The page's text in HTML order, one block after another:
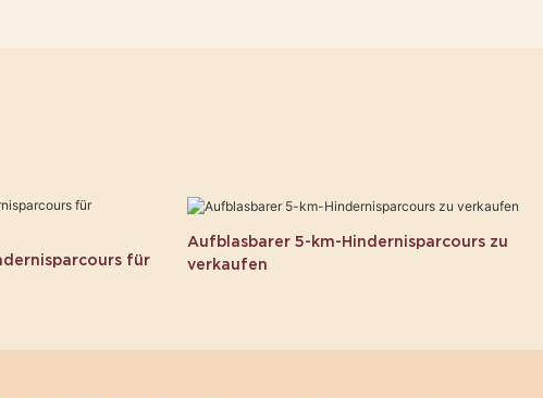
für
Aufblasbarer 5-km-Hindernisparcours zu
verkaufen